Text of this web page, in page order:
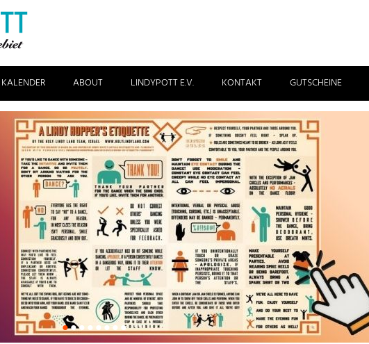
KALENDER ABOUT LINDYPOTT E.V. KONTAKT GUTSCHEINE
••••••••